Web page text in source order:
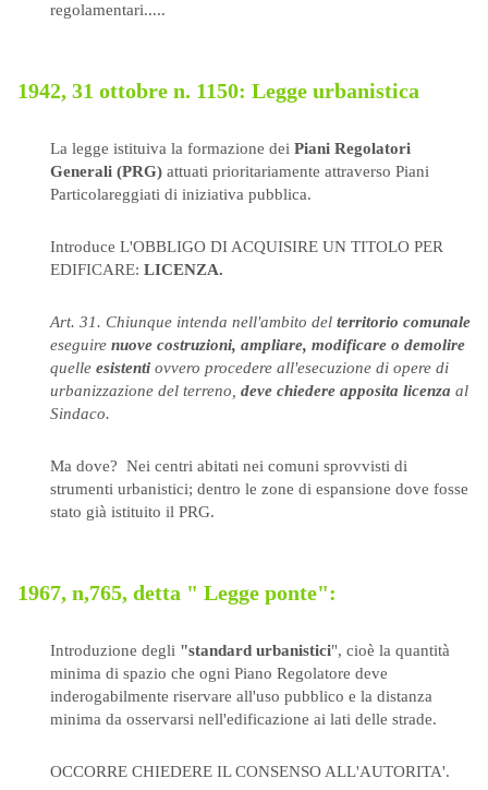
regolamentari.....
1942, 31 ottobre n. 1150: Legge urbanistica
La legge istituiva la formazione dei Piani Regolatori
Generali (PRG) attuati prioritariamente attraverso Piani
Particolareggiati di iniziativa pubblica.
Introduce L'OBBLIGO DI ACQUISIRE UN TITOLO PER
EDIFICARE: LICENZA.
Art. 31. Chiunque intenda nell'ambito del territorio comunale
eseguire nuove costruzioni, ampliare, modificare o demolire
quelle esistenti ovvero procedere all'esecuzione di opere di
urbanizzazione del terreno, deve chiedere apposita licenza al
Sindaco.
Ma dove? Nei centri abitati nei comuni sprovvisti di
strumenti urbanistici; dentro le zone di espansione dove fosse
stato già istituito il PRG.
1967, n,765, detta " Legge ponte":
Introduzione degli "standard urbanistici", cioè la quantità
minima di spazio che ogni Piano Regolatore deve
inderogabilmente riservare all'uso pubblico e la distanza
minima da osservarsi nell'edificazione ai lati delle strade.
OCCORRE CHIEDERE IL CONSENSO ALL'AUTORITA'.